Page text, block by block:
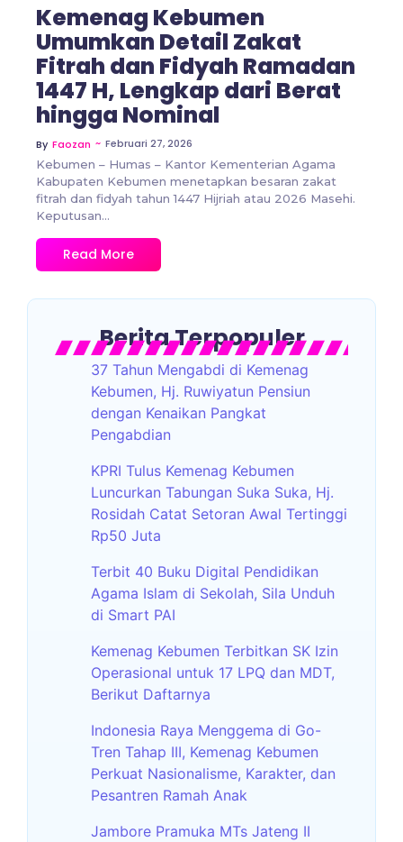
Kemenag Kebumen
Umumkan Detail Zakat
Fitrah dan Fidyah Ramadan
1447 H, Lengkap dari Berat
hingga Nominal
By Faozan ~ Februari 27, 2026
Kebumen – Humas – Kantor Kementerian Agama
Kabupaten Kebumen menetapkan besaran zakat
fitrah dan fidyah tahun 1447 Hijriah atau 2026 Masehi.
Keputusan...
Read More
Berita Terpopuler
37 Tahun Mengabdi di Kemenag
Kebumen, Hj. Ruwiyatun Pensiun
dengan Kenaikan Pangkat
Pengabdian
KPRI Tulus Kemenag Kebumen
Luncurkan Tabungan Suka Suka, Hj.
Rosidah Catat Setoran Awal Tertinggi
Rp50 Juta
Terbit 40 Buku Digital Pendidikan
Agama Islam di Sekolah, Sila Unduh
di Smart PAI
Kemenag Kebumen Terbitkan SK Izin
Operasional untuk 17 LPQ dan MDT,
Berikut Daftarnya
Indonesia Raya Menggema di Go-
Tren Tahap III, Kemenag Kebumen
Perkuat Nasionalisme, Karakter, dan
Pesantren Ramah Anak
Jambore Pramuka MTs Jateng II